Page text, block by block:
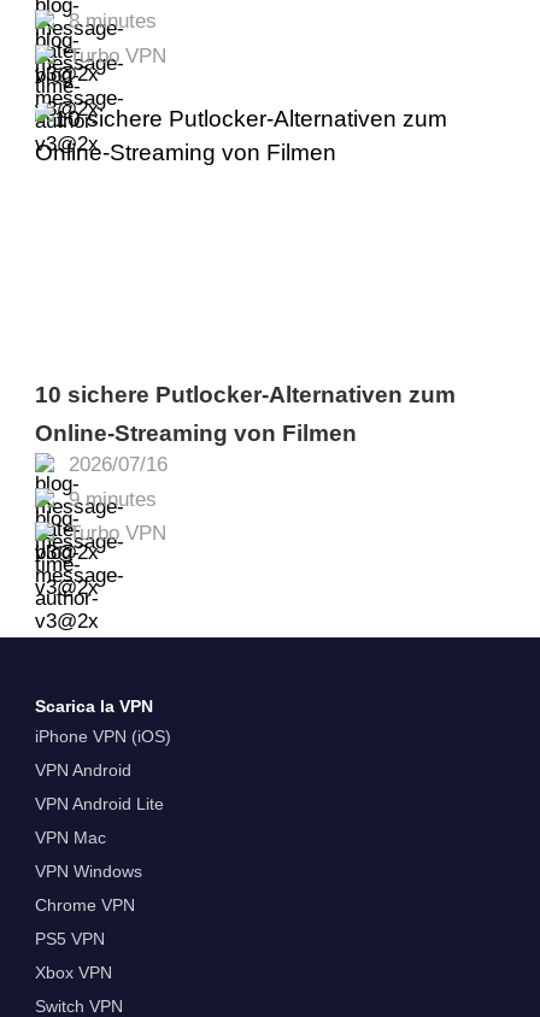
8 minutes
Turbo VPN
2026/07/16
9 minutes
Turbo VPN
10 sichere Putlocker-Alternativen zum
Online-Streaming von Filmen
Scarica la VPN
iPhone VPN (iOS)
VPN Android
VPN Android Lite
VPN Mac
VPN Windows
Chrome VPN
PS5 VPN
Xbox VPN
Switch VPN